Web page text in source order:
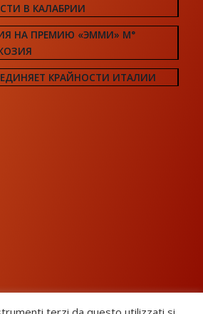
В КАЛАБРИИ
НА ПРЕМИЮ «ЭММИ» М°
КРАЙНОСТИ ИТАЛИИ